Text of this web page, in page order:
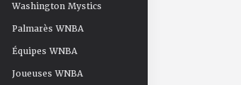
Washington Mystics
Palmarès WNBA
Équipes WNBA
Joueuses WNBA